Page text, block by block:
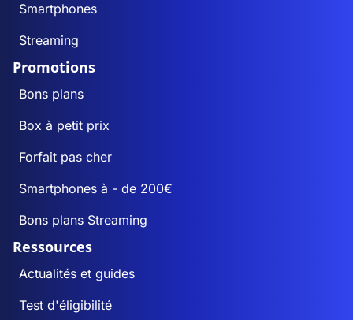
Smartphones
Streaming
Promotions
Bons plans
Box à petit prix
Forfait pas cher
Smartphones à - de 200€
Bons plans Streaming
Ressources
Actualités et guides
Test d'éligibilité